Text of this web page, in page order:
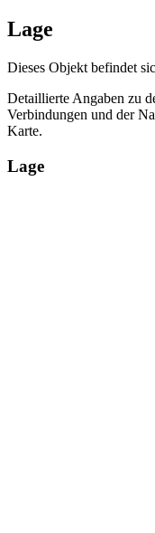
Lage
Dieses Objekt befindet
Detaillierte Angaben zu
Verbindungen und der
Karte.
Lage